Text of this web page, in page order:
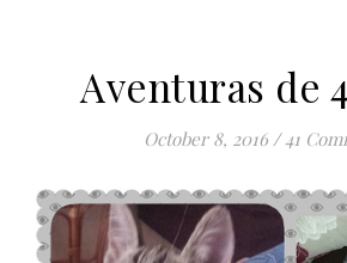
Aventuras de
October 8, 2016 / 41